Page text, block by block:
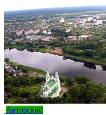
Авторский